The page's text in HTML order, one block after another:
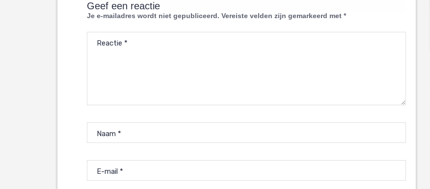
Geef een reactie
Je e-mailadres wordt niet gepubliceerd. Vereiste velden zijn gemarkeerd met *
Reactie *
Naam *
E-mail *